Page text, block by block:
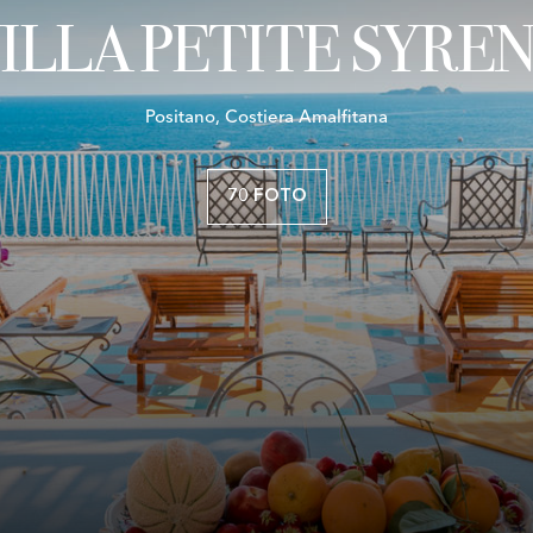
PETITE
Positano, Costiera Amalfitana
70 FOTO